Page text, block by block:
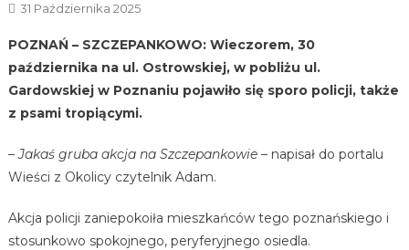
31 Października 2025
POZNAŃ – SZCZEPANKOWO: Wieczorem, 30
października na ul. Ostrowskiej, w pobliżu ul.
Gardowskiej w Poznaniu pojawiło się sporo policji, także
z psami tropiącymi.
– Jakaś gruba akcja na Szczepankowie– napisał do portalu
Wieści z Okolicy czytelnik Adam.
Akcja policji zaniepokoiła mieszkańców tego poznańskiego i
stosunkowo spokojnego, peryferyjnego osiedla.